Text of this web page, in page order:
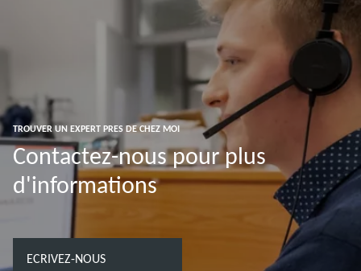
TROUVER UN EXPERT PRES DE CHEZ MOI
Contactez-nous pour plus
d'informations
ECRIVEZ-NOUS